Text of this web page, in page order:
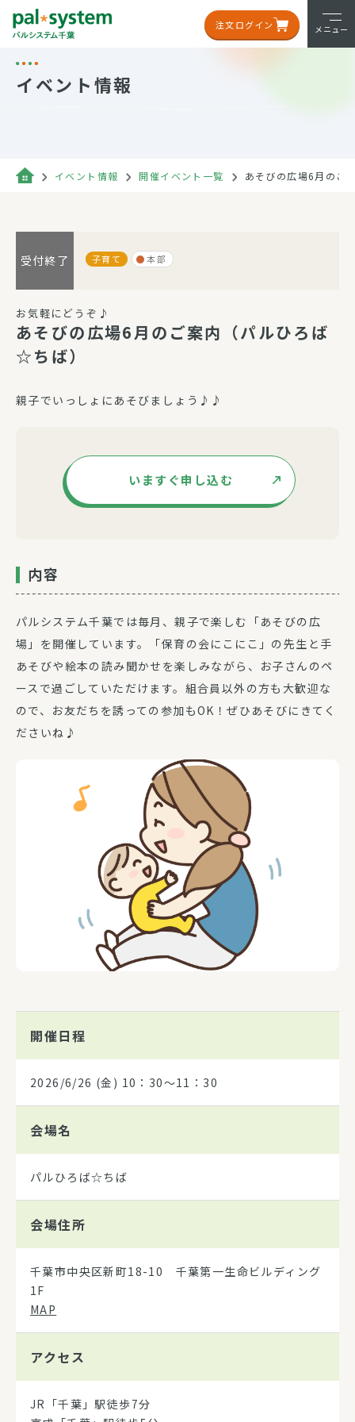
注文ログイン メニュー
イベント情報
イベント情報 開催イベント一覧 あそびの広場6月の
受付終了 子育て 本部
お気軽にどうぞ♪
あそびの広場6月のご案内（パルひろば
☆ちば）
親子でいっしょにあそびましょう♪♪
いますぐ申し込む
内容
パルシステム千葉では毎月、親子で楽しむ「あそびの広
場」を開催しています。「保育の会にこにこ」の先生と手
あそびや絵本の読み聞かせを楽しみながら、お子さんのペ
ースで過ごしていただけます。組合員以外の方も大歓迎な
ので、お友だちを誘っての参加もOK！ぜひあそびにきてく
ださいね♪
開催日程
2026/6/26 (金) 10：30～11：30
会場名
パルひろば☆ちば
会場住所
千葉市中央区新町18-10 千葉第一生命ビルディング
1F
MAP
アクセス
JR「千葉」駅徒歩7分